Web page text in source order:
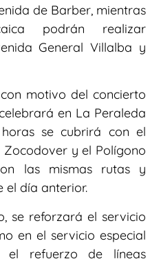
de Barber, mientras
podrán realizar
General Villalba y
motivo del concierto
en La Peraleda
se cubrirá con el
y el Polígono
las mismas rutas y
el día anterior.
se reforzará el servicio
en el servicio especial
refuerzo de líneas